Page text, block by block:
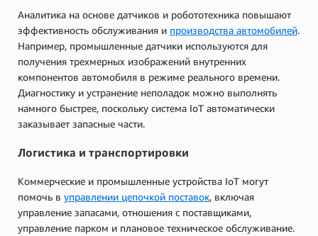
Аналитика на основе датчиков и робототехника повышают
эффективность обслуживания и производства автомобилей.
Например, промышленные датчики используются для
получения трехмерных изображений внутренних
компонентов автомобиля в режиме реального времени.
Диагностику и устранение неполадок можно выполнять
намного быстрее, поскольку система IoT автоматически
заказывает запасные части.
Логистика и транспортировки
Коммерческие и промышленные устройства IoT могут
помочь в управлении цепочкой поставок, включая
управление запасами, отношения с поставщиками,
управление парком и плановое техническое обслуживание.